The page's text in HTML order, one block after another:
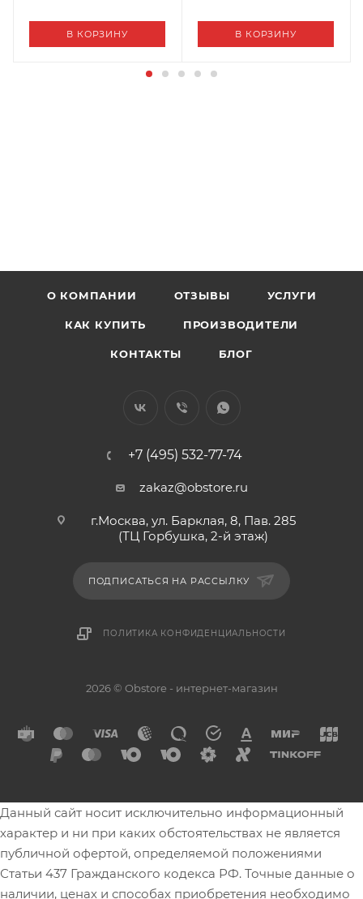
В КОРЗИНУ В КОРЗИНУ
О КОМПАНИИ ОТЗЫВЫ УСЛУГИ
КАК КУПИТЬ ПРОИЗВОДИТЕЛИ
КОНТАКТЫ БЛОГ
+7 (495) 532-77-74
zakaz@obstore.ru
г.Москва, ул. Барклая, 8, Пав. 285
(ТЦ Горбушка, 2-й этаж)
ПОДПИСАТЬСЯ НА РАССЫЛКУ
ПОЛИТИКА КОНФИДЕНЦИАЛЬНОСТИ
2026 © Obstore - интернет-магазин
Данный сайт носит исключительно информационный
характер и ни при каких обстоятельствах не является
публичной офертой, определяемой положениями
Статьи 437 Гражданского кодекса РФ. Точные данные о
наличии, ценах и способах приобретения необходимо